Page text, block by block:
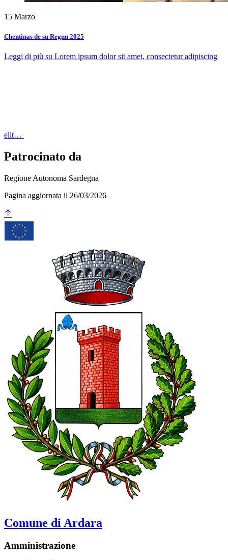
15 Marzo
Chentinas de su Regnu 2025
Leggi di più su Lorem ipsum dolor sit amet, consectetur adipiscing
elit…
Patrocinato da
Regione Autonoma Sardegna
Pagina aggiornata il 26/03/2026
Comune di Ardara
Amministrazione